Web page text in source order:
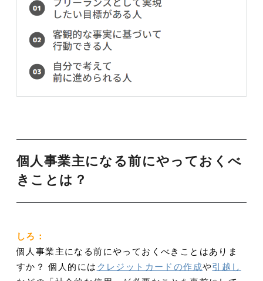
個人事業主になる前にやっておくべ
きことは？
しろ：
個人事業主になる前にやっておくべきことはありま
すか？個人的には クレジットカードの作成や引越し